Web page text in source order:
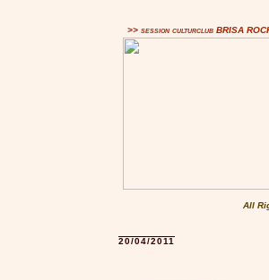
>> session culturclub BRISA
All
20/04/2011